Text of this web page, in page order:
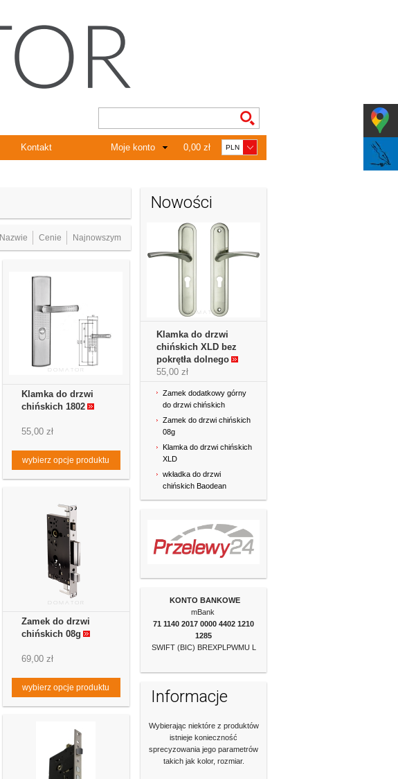
Kontakt 0,00 zł
Moje konto
Nazwie Cenie Najnowszym
Klamka do drzwi
chińskich 1802
55,00 zł
wybierz opcje produktu
Zamek do drzwi
chińskich 08g
69,00 zł
wybierz opcje produktu
Nowości
Klamka do drzwi
chińskich XLD bez
pokrętła dolnego
55,00 zł
Zamek dodatkowy górny
do drzwi chińskich
Zamek do drzwi chińskich
08g
Klamka do drzwi chińskich
XLD
wkładka do drzwi
chińskich Baodean
KONTO BANKOWE
mBank
71 1140 2017 00004402 1210
1285
SWIFT (BIC) BREXPLPWMU L
Informacje
Wybierając niektóre z produktów
istnieje konieczność
sprecyzowania jego parametrów
takich jak kolor, rozmiar.